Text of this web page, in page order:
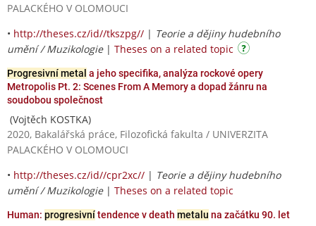
PALACKÉHO V OLOMOUCI
• http://theses.cz/id//tkszpg// | Teorie a dějiny hudebního
umění / Muzikologie| Theses on a related topic
Progresivní metal a jeho specifika, analýza rockové opery
Metropolis Pt. 2: Scenes From A Memory a dopad žánru na
soudobou společnost
(Vojtěch KOSTKA)
2020, Bakalářská práce, Filozofická fakulta / UNIVERZITA
PALACKÉHO V OLOMOUCI
• http://theses.cz/id//cpr2xc// | Teorie a dějiny hudebního
umění / Muzikologie| Theses on a related topic
Human: progresivnítendence v death metalu na začátku 90. let